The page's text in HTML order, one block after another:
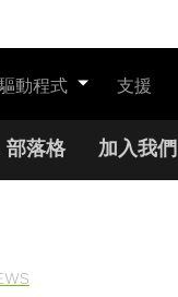
動程式 支援
落格 加入我們